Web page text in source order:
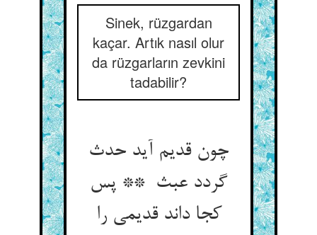
Sinek, rüzgardan
kaçar. Artık nasıl olur
da rüzgarların zevkini
tadabilir?
چون قدیم آید حدث
گردد عبث ** پس
کجا داند قدیمی را